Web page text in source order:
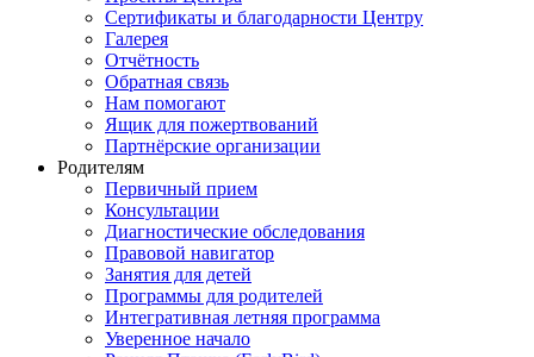
Сертификаты и благодарности Центру
Галерея
Отчётность
Обратная связь
Нам помогают
Ящик для пожертвований
Партнёрские организации
Родителям
Первичный прием
Консультации
Диагностические обследования
Правовой навигатор
Занятия для детей
Программы для родителей
Интегративная летняя программа
Уверенное начало